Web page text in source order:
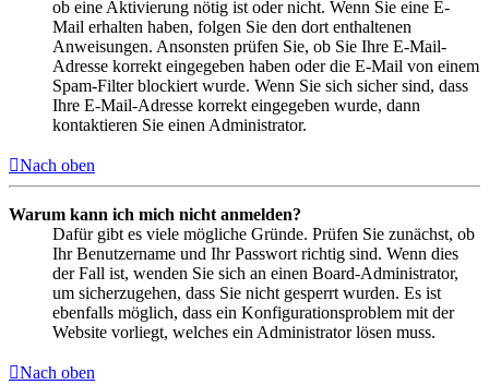
ob eine Aktivierung nötig ist oder nicht. Wenn Sie eine E-
Mail erhalten haben, folgen Sie den dort enthaltenen
Anweisungen. Ansonsten prüfen Sie, ob Sie Ihre E-Mail-
Adresse korrekt eingegeben haben oder die E-Mail von einem
Spam-Filter blockiert wurde. Wenn Sie sich sicher sind, dass
Ihre E-Mail-Adresse korrekt eingegeben wurde, dann
kontaktieren Sie einen Administrator.
Nach oben
Warum kann ich mich nicht anmelden?
Dafür gibt es viele mögliche Gründe. Prüfen Sie zunächst, ob
Ihr Benutzername und Ihr Passwort richtig sind. Wenn dies
der Fall ist, wenden Sie sich an einen Board-Administrator,
um sicherzugehen, dass Sie nicht gesperrt wurden. Es ist
ebenfalls möglich, dass ein Konfigurationsproblem mit der
Website vorliegt, welches ein Administrator lösen muss.
Nach oben